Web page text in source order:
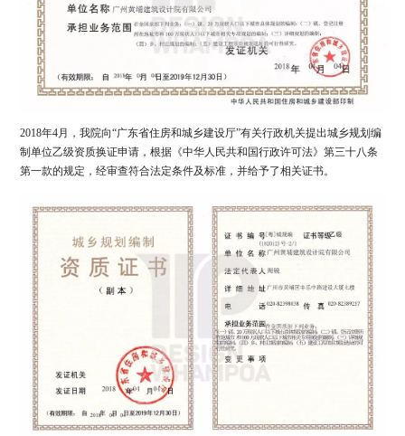
2018年4月，我院向“广东省住房和城乡建设厅”有关行政机关提出城乡规划编
制单位乙级资质换证申请，根据《中华人民共和国行政许可法》第三十八条
第一款的规定，经审查符合法定条件及标准，并给予了相关证书。